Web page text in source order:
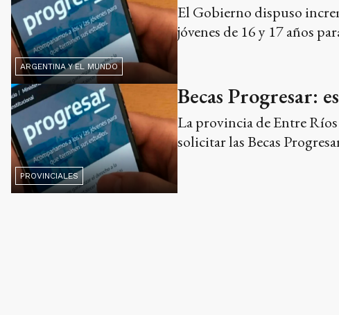
ARGENTINA Y EL MUNDO
El Gobierno dispuso
jóvenes de 16 y 17 años
PROVINCIALES
Becas Progresar:
La provincia de Entre
solicitar las Becas